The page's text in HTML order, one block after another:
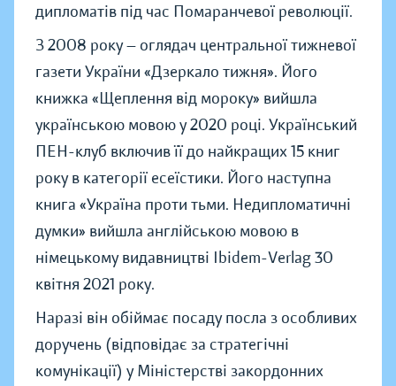
дипломатів під час Помаранчевої революції.
З 2008 року — оглядач центральної тижневої
газети України «Дзеркало тижня». Його
книжка «Щеплення від мороку» вийшла
українською мовою у 2020 році. Український
ПЕН-клуб включив її до найкращих 15 книг
року в категорії есеїстики. Його наступна
книга «Україна проти тьми. Недипломатичні
думки» вийшла англійською мовою в
німецькому видавництві Ibidem-Verlag 30
квітня 2021 року.
Наразі він обіймає посаду посла з особливих
доручень (відповідає за стратегічні
комунікації) у Міністерстві закордонних